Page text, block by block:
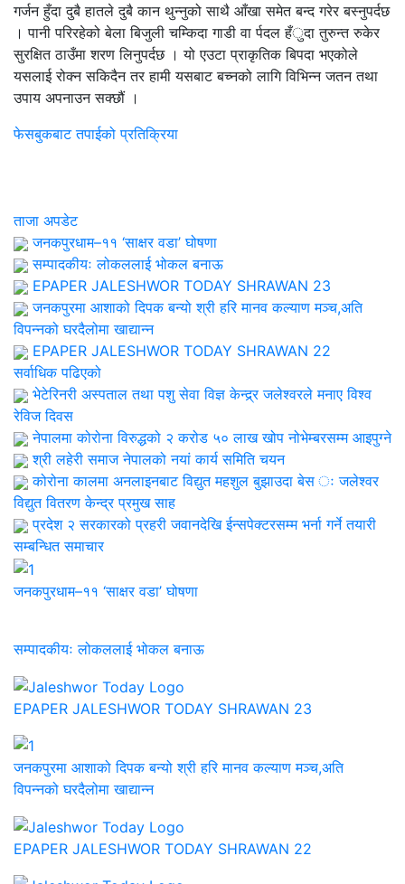
गर्जन हुँदा दुबै हातले दुबै कान थुन्नुको साथै आँखा समेत बन्द गरेर बस्नुपर्दछ
। पानी परिरहेको बेला बिजुली चम्किदा गाडी वा र्पदल हँुदा तुरुन्त रुकेर
सुरक्षित ठाउँमा शरण लिनुपर्दछ । यो एउटा प्राकृतिक बिपदा भएकोले
यसलाई रोक्न सकिदैन तर हामी यसबाट बच्नको लागि विभिन्न जतन तथा
उपाय अपनाउन सक्छौं ।
फेसबुकबाट तपाईको प्रतिक्रिया
ताजा अपडेट
जनकपुरधाम–११ ‘साक्षर वडा’ घोषणा
सम्पादकीयः लोकललाई भोकल बनाऊ
EPAPER JALESHWOR TODAY SHRAWAN 23
जनकपुरमा आशाको दिपक बन्यो श्री हरि मानव कल्याण मञ्च,अति
विपन्नको घरदैलोमा खाद्यान्न
EPAPER JALESHWOR TODAY SHRAWAN 22
सर्वाधिक पढिएको
भेटेरिनरी अस्पताल तथा पशु सेवा विज्ञ केन्द्र्र जलेश्वरले मनाए विश्व
रेविज दिवस
नेपालमा कोरोना विरुद्धको २ करोड ५० लाख खोप नोभेम्बरसम्म आइपुग्ने
श्री लहेरी समाज नेपालको नयां कार्य समिति चयन
कोरोना कालमा अनलाइनबाट विद्युत महशुल बुझाउदा बेस ः जलेश्वर
विद्युत वितरण केन्द्र प्रमुख साह
प्रदेश २ सरकारको प्रहरी जवानदेखि ईन्सपेक्टरसम्म भर्ना गर्ने तयारी
सम्बन्धित समाचार
जनकपुरधाम–११ ‘साक्षर वडा’ घोषणा
सम्पादकीयः लोकललाई भोकल बनाऊ
EPAPER JALESHWOR TODAY SHRAWAN 23
जनकपुरमा आशाको दिपक बन्यो श्री हरि मानव कल्याण मञ्च,अति
विपन्नको घरदैलोमा खाद्यान्न
EPAPER JALESHWOR TODAY SHRAWAN 22